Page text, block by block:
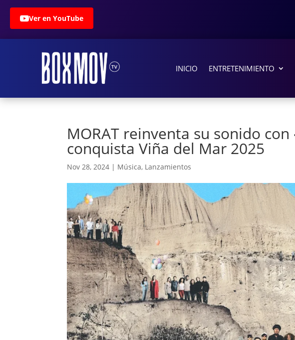
Ver en YouTube
INICIO ENTRETENIMIENTO
MORAT reinventa su sonido con
conquista Viña del Mar 2025
Nov 28, 2024 | Música, Lanzamientos